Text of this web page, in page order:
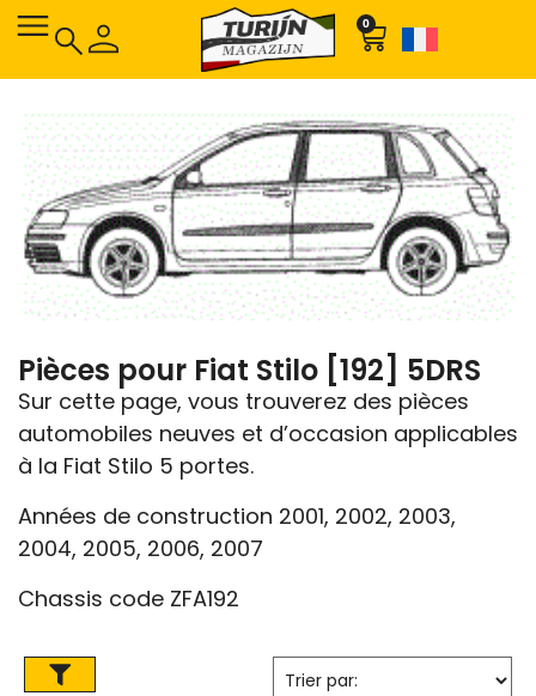
0
Pièces pour Fiat Stilo [192] 5DRS
Sur cette page, vous trouverez des pièces
automobiles neuves et d’occasion applicables
à la Fiat Stilo 5 portes.
Années de construction 2001, 2002, 2003,
2004, 2005, 2006, 2007
Chassis code ZFA192